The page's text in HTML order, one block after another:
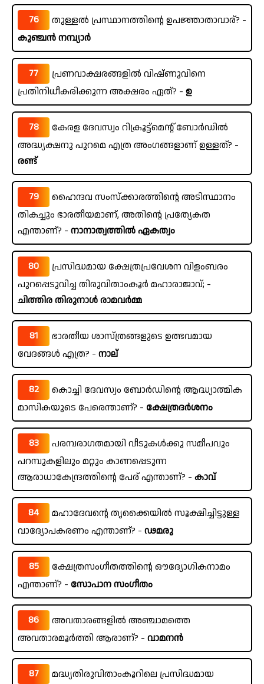
76
തുള്ളൽ പ്രസ്ഥാനത്തിന്റെ ഉപജ്ഞാതാവാര്? -
കുഞ്ചൻ നമ്പ്യാർ
77
പ്രണവാക്ഷരങ്ങളിൽ വിഷ്ണുവിനെ
പ്രതിനിധീകരിക്കുന്ന അക്ഷരം ഏത്? - ഉ
78
കേരള ദേവസ്വം റിക്രൂട്ട്മെന്റ് ബോർഡിൽ
അദ്ധ്യക്ഷനു പുറമെ എത്ര അംഗങ്ങളാണ് ഉള്ളത്? -
രണ്ട്
79
ഹൈന്ദവ സംസ്ക്കാരത്തിന്റെ അടിസ്ഥാനം
തികച്ചും ഭാരതീയമാണ്, അതിന്റെ പ്രത്യേകത
എന്താണ്? - നാനാത്വത്തിൽ ഏകത്വം
80
പ്രസിദ്ധമായ ക്ഷേത്രപ്രവേശന വിളംബരം
പുറപ്പെടുവിച്ച തിരുവിതാംകൂർ മഹാരാജാവ്; -
ചിത്തിര തിരുനാൾ രാമവർമ്മ
81
ഭാരതീയ ശാസ്ത്രങ്ങളുടെ ഉത്ഭവമായ
വേദങ്ങൾ എത്ര? - നാല്
82
കൊച്ചി ദേവസ്വം ബോർഡിന്റെ ആദ്ധ്യാത്മിക
മാസികയുടെ പേരെന്താണ്? - ക്ഷേത്രദർശനം
83
പരമ്പരാഗതമായി വീടുകൾക്കു സമീപവും
പറമ്പുകളിലും മറ്റും കാണപ്പെടുന്ന
ആരാധാകേന്ദ്രത്തിന്റെ പേര് എന്താണ്? - കാവ്
84
മഹാദേവന്റെ തൃക്കൈയിൽ സൂക്ഷിച്ചിട്ടുള്ള
വാദ്യോപകരണം എന്താണ്? - ഢമരു
85
ക്ഷേത്രസംഗീതത്തിന്റെ ഔദ്യോഗികനാമം
എന്താണ്? - സോപാന സംഗീതം
86
അവതാരങ്ങളിൽ അഞ്ചാമത്തെ
അവതാരമൂർത്തി ആരാണ്? - വാമനൻ
87
മദ്ധ്യതിരുവിതാംകൂറിലെ പ്രസിദ്ധമായ